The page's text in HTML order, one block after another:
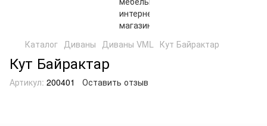
Каталог Диваны Диваны VML Кут Байрактар
Кут Байрактар
Артикул: 200401 Оставить отзыв